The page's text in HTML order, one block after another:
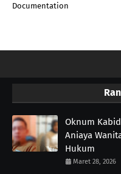
Documentation
Oknum
Aniaya
Hukum
Maret 28, 2026